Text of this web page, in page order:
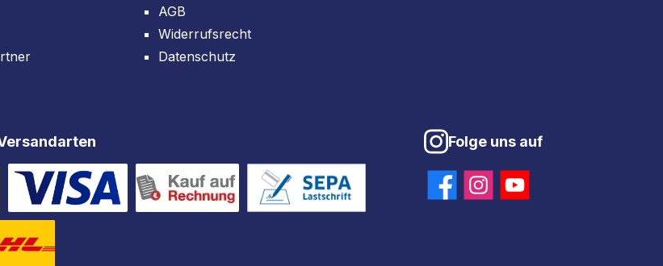
AGB
Widerrufsrecht
Datenschutz
Folge uns auf